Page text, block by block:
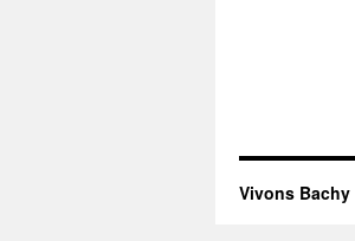
Vivons Bachy